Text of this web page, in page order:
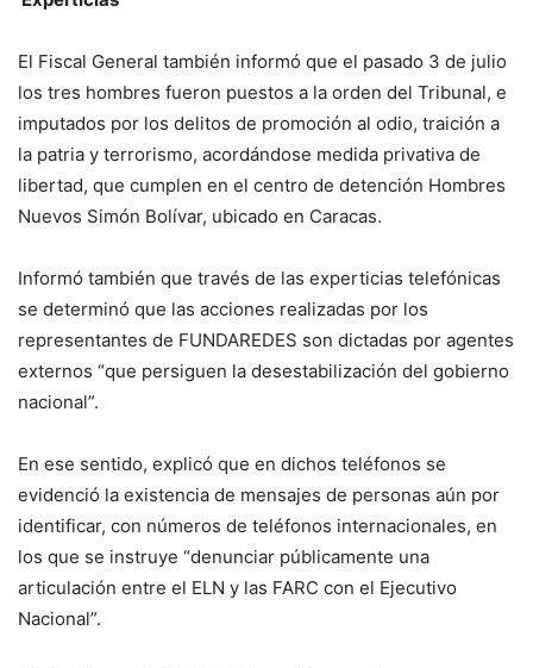
El Fiscal General también informó que el pasado 3 de julio
los tres hombres fueron puestos a la orden del Tribunal, e
imputados por los delitos de promoción al odio, traición a
la patria y terrorismo, acordándose medida privativa de
libertad, que cumplen en el centro de detención Hombres
Nuevos Simón Bolívar, ubicado en Caracas.
Informó también que través de las experticias telefónicas
se determinó que las acciones realizadas por los
representantes de FUNDAREDES son dictadas por agentes
externos “que persiguen la desestabilización del gobierno
nacional”.
En ese sentido, explicó que en dichos teléfonos se
evidenció la existencia de mensajes de personas aún por
identificar, con números de teléfonos internacionales, en
los que se instruye “denunciar públicamente una
articulación entre el ELN y las FARC con el Ejecutivo
Nacional”.